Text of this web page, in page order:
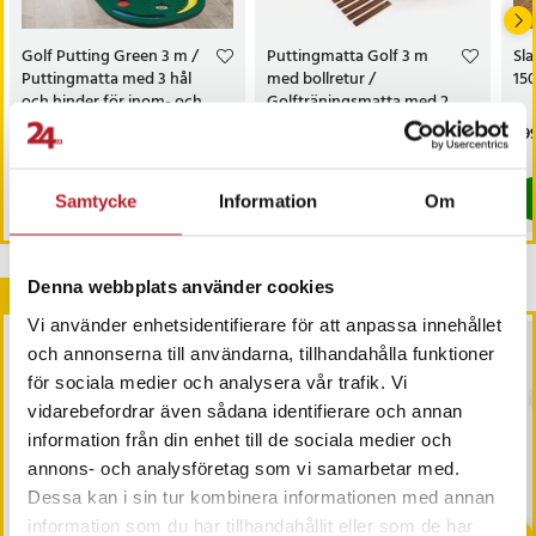
Samtycke Information Om
Denna webbplats använder cookies
Vi använder enhetsidentifierare för att anpassa innehållet
och annonserna till användarna, tillhandahålla funktioner
för sociala medier och analysera vår trafik. Vi
vidarebefordrar även sådana identifierare och annan
information från din enhet till de sociala medier och
annons- och analysföretag som vi samarbetar med.
Dessa kan i sin tur kombinera informationen med annan
information som du har tillhandahållit eller som de har
Golf Putting Green 3 m /
Puttingmatta med 3 hål
och hinder för inom- och
utomhusbruk
Pris:599 kr
599 kr
I lager, levereras inom 1-2 vardagar
Köp
Puttingmatta Golf 3 m
med bollretur /
Golfträningsmatta med 2
Just nu har vi bara 2 kvar av denna
Andra köpte också
-29%